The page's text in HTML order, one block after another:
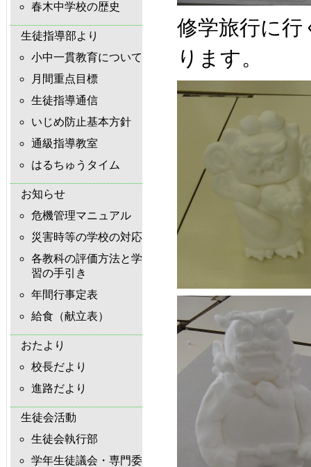
春木中学校の歴史
生徒指導部より
小中一貫教育について
月間重点目標
生徒指導通信
いじめ防止基本方針
通級指導教室
はるちゅうタイム
お知らせ
危機管理マニュアル
災害時等の学校の対応
各教科の評価方法と学
習の手引き
年間行事定表
給食（献立表）
おたより
校長だより
進路だより
生徒会活動
生徒会執行部
学年生徒議会・専門委
修学旅行に行
ります。